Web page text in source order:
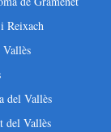
Reixach
del Vallès
del Vallès